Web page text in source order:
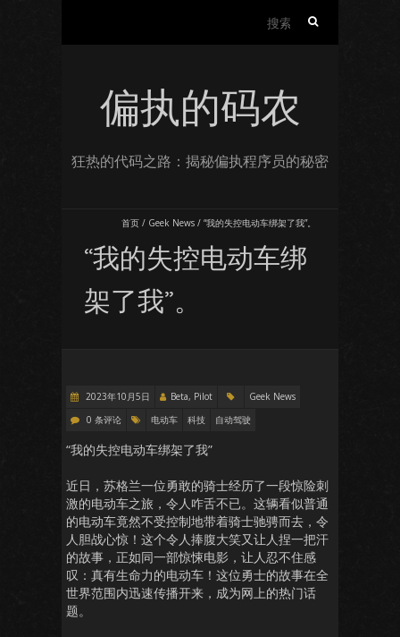
偏执的码农
狂热的代码之路：揭秘偏执程序员的秘密
首页 / Geek News / “我的失控电动车绑架了我”。
“我的失控电动车绑
架了我”。
2023年10月5日 Beta, Pilot
Geek News
0 条评论
电动车 科技 自动驾驶
“我的失控电动车绑架了我”
近日，苏格兰一位勇敢的骑士经历了一段惊险刺
激的电动车之旅，令人咋舌不已。这辆看似普通
的电动车竟然不受控制地带着骑士驰骋而去，令
人胆战心惊！这个令人捧腹大笑又让人捏一把汗
的故事，正如同一部惊悚电影，让人忍不住感
叹：真有生命力的电动车！这位勇士的故事在全
世界范围内迅速传播开来，成为网上的热门话
题。